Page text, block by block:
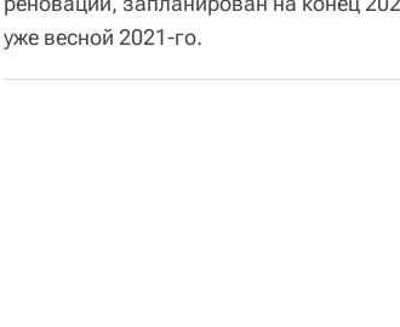
уже весной 2021-го.